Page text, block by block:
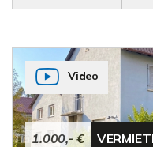
1.000,- €
Video